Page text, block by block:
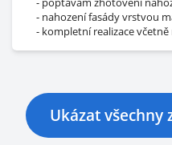
- nahození fasády vrstvou
- kompletní realizace
- Jihočeský kraj
- Strmilov 37853
Ukázat všechny